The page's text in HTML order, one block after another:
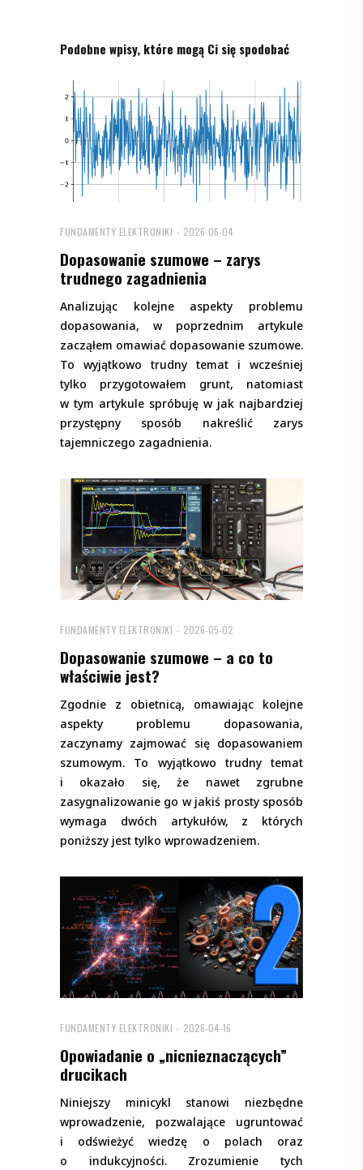
Podobne wpisy, które mogą Ci się spodobać
FUNDAMENTY ELEKTRONIKI 2026-06-04
Dopasowanie szumowe – zarys
trudnego zagadnienia
Analizując kolejne aspekty problemu
dopasowania, w poprzednim artykule
zacząłem omawiać dopasowanie szumowe.
To wyjątkowo trudny temat i wcześniej
tylko przygotowałem grunt, natomiast
w tym artykule spróbuję w jak najbardziej
przystępny sposób nakreślić zarys
tajemniczego zagadnienia.
FUNDAMENTY ELEKTRONIKI 2026-05-02
Dopasowanie szumowe – a co to
właściwie jest?
Zgodnie z obietnicą, omawiając kolejne
aspekty problemu dopasowania,
zaczynamy zajmować się dopasowaniem
szumowym. To wyjątkowo trudny temat
i okazało się, że nawet zgrubne
zasygnalizowanie go w jakiś prosty sposób
wymaga dwóch artykułów, z których
poniższy jest tylko wprowadzeniem.
FUNDAMENTY ELEKTRONIKI 2026-04-16
Opowiadanie o „nicnieznaczących”
drucikach
Niniejszy minicykl stanowi niezbędne
wprowadzenie, pozwalające ugruntować
i odświeżyć wiedzę o polach oraz
o indukcyjności. Zrozumienie tych